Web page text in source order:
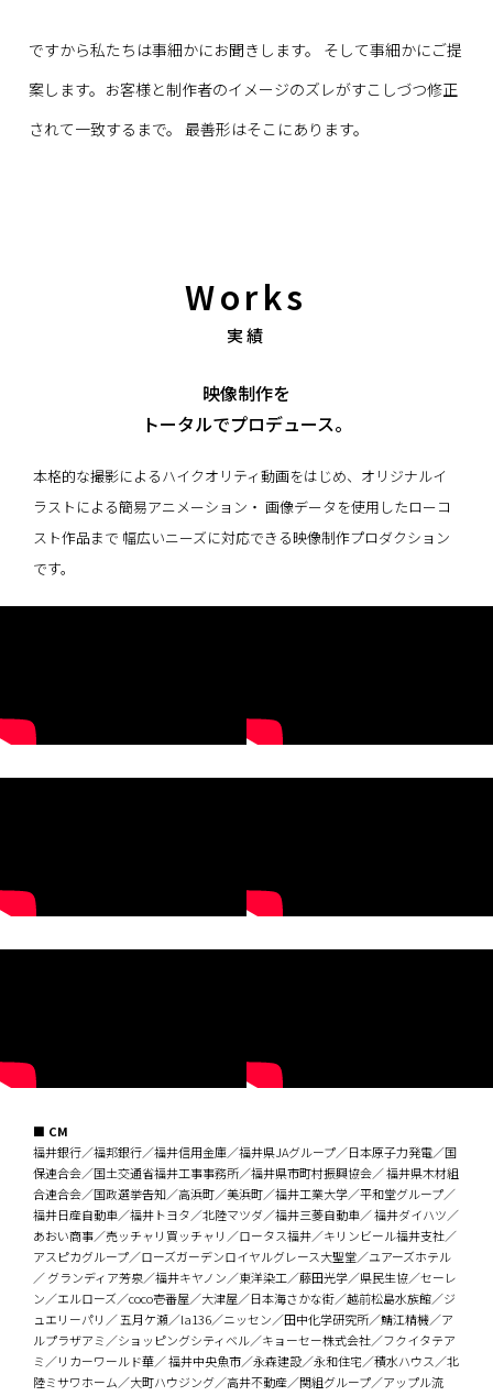
ですから私たちは事細かにお聞きします。
そして事細かにご提
案します。 お客様と制作者のイメージのズレがすこしづつ修正
されて一致するまで。
最善形はそこにあります。
Works
実績
映像制作を
トータルでプロデュース。
本格的な撮影によるハイクオリティ動画をはじめ、 オリジナルイ
ラストによる簡易アニメーション・ 画像データを使用したローコ
スト作品まで 幅広いニーズに対応できる映像制作プロダクション
です。
■ CM
福井銀行／福邦銀行／福井信用金庫／福井県JAグループ／日本原子力発電／国
保連合会／国土交通省福井工事事務所／福井県市町村振興協会／ 福井県木材組
合連合会／国政選挙告知／高浜町／美浜町／福井工業大学／平和堂グループ／
福井日産自動車／福井トヨタ／北陸マツダ／福井三菱自動車／ 福井ダイハツ／
あおい商事／売ッチャリ買ッチャリ／ロータス福井／キリンビール福井支社／
アスピカグループ／ローズガーデンロイヤルグレース大聖堂／ユアーズホテル
／ グランディア芳泉／福井キヤノン／東洋染工／藤田光学／県民生協／セーレ
ン／エルローズ／coco壱番屋／大津屋／日本海さかな街／越前松島水族館／ジ
ュエリーパリ／ 五月ケ瀬／la136／ニッセン／田中化学研究所／鯖江精機／ア
ルプラザアミ／ショッピングシティベル／キョーセー株式会社／フクイタテア
ミ／リカーワールド華／ 福井中央魚市／永森建設／永和住宅／積水ハウス／北
陸ミサワホーム／大町ハウジング／高井不動産／関組グループ／アップル流